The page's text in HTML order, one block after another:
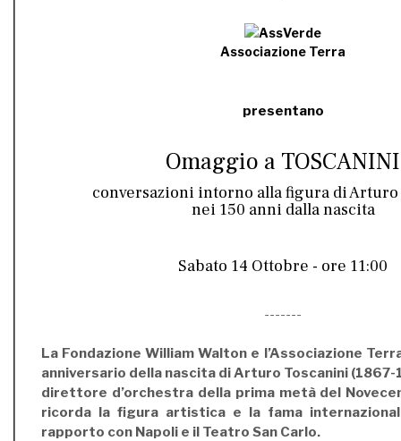
Associazione Terra
presentano
Omaggio a TOSCANINI
conversazioni intorno alla figura di
nei 150 anni dalla nascita
Sabato 14 Ottobre - ore 11:00
-------
La Fondazione William Walton e l’Associazione
anniversario della nascita di Arturo Toscanini (1867-
direttore d’orchestra della prima metà del
ricorda la figura artistica e la fama
rapporto con Napoli e il Teatro San Carlo.